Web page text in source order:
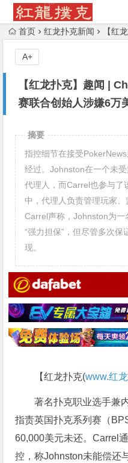
首页 红龙扑克新闻 【红龙扑
【红龙扑克】趣闻 |
赛联合创始人涉嫌6万
A+
摘要
指控细节在接受
经过。Johnston在一个未
代理人，而Carrel也参与了
中，代理人负责管理玩家、
Carrel声称，Johnston为
“强力担保”，但尽管多次
现。
【红龙扑克(www.红
著名扑克职业选手兼
指责英国扑克系列赛（
60,000美元未还。Carrel
控，称Johnston未能偿还